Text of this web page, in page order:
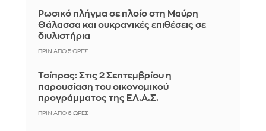
Ρωσικό πλήγμα σε πλοίο στη Μαύρη
Θάλασσα και ουκρανικές επιθέσεις σε
διυλιστήρια
ΠΡΙΝ ΑΠΌ 5 ΏΡΕΣ
Τσίπρας: Στις 2 Σεπτεμβρίου η
παρουσίαση του οικονομικού
προγράμματος της ΕΛ.Α.Σ.
ΠΡΙΝ ΑΠΌ 6 ΏΡΕΣ